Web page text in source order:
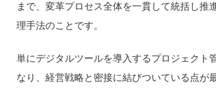
まで、変革プロセス全体を一貫して統括し推
理手法のことです。
単にデジタルツールを導入するプロジェクト
なり、経営戦略と密接に結びついている点が